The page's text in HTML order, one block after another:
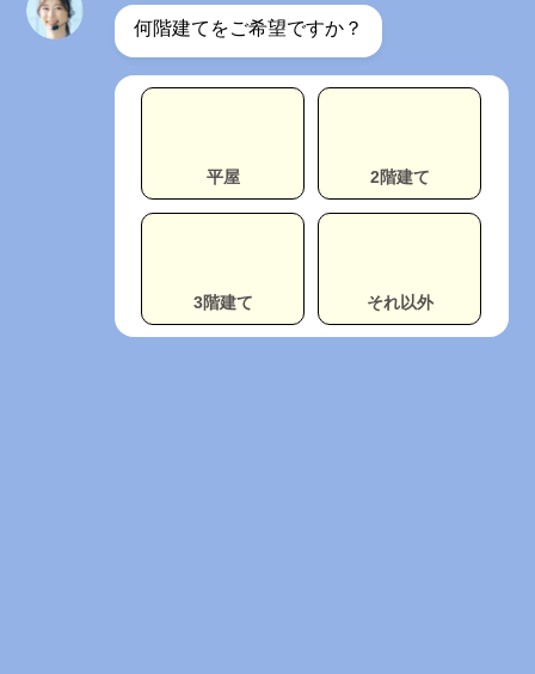
何階建てをご希望ですか？
平屋 2階建て
3階建て それ以外